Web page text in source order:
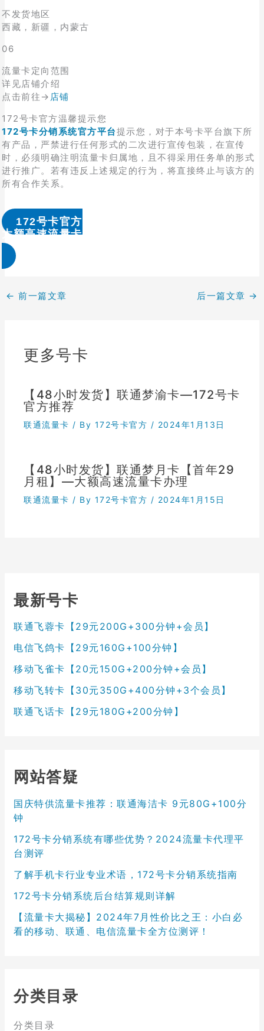
不发货地区
西藏，新疆，内蒙古
06
流量卡定向范围
详见店铺介绍
点击前往→ 店铺
172号卡官方温馨提示您
172号卡分销系统官方平台提示您，对于本号卡平台旗下所
有产品，严禁进行任何形式的二次进行宣传包装，在宣传
时，必须明确注明流量卡归属地，且不得采用任务单的形式
进行推广。若有违反上述规定的行为，将直接终止与该方的
所有合作关系。
172号卡官方
大额高速流量卡办理 & 流量卡代理加盟
← 前一篇文章 后一篇文章 →
更多号卡
【48小时发货】联通梦渝卡—172号卡
官方推荐
联通流量卡 / By 172号卡官方 / 2024年1月13日
【48小时发货】联通梦月卡【首年29
月租】—大额高速流量卡办理
联通流量卡 / By 172号卡官方 / 2024年1月15日
最新号卡
联通飞蓉卡【29元200G+300分钟+会员】
电信飞鸽卡【29元160G+100分钟】
移动飞雀卡【20元150G+200分钟+会员】
移动飞转卡【30元350G+400分钟+3个会员】
联通飞话卡【29元180G+200分钟】
网站答疑
国庆特供流量卡推荐：联通海洁卡 9元80G+100分
钟
172号卡分销系统有哪些优势？2024流量卡代理平
台测评
了解手机卡行业专业术语，172号卡分销系统指南
172号卡分销系统后台结算规则详解
【流量卡大揭秘】2024年7月性价比之王：小白必
看的移动、联通、电信流量卡全方位测评！
分类目录
分类目录